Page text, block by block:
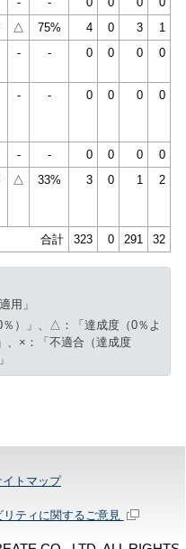
△ 75% 4 0 3 1
- - 0 0 0 0
- - 0 0 0 0
- - 0 0 0 0
△ 33% 3 0 1 2
合計 323 0 291 32
用」
）」、△：「達成度（0％よ
、×：「不適合（達成度
イトマップ
ティに関するご意見